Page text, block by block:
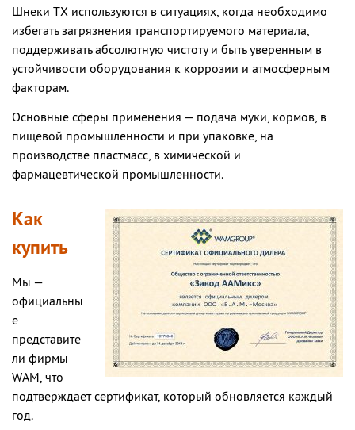
Шнеки ТХ используются в ситуациях, когда необходимо
избегать загрязнения транспортируемого материала,
поддерживать абсолютную чистоту и быть уверенным в
устойчивости оборудования к коррозии и атмосферным
факторам.
Основные сферы применения — подача муки, кормов, в
пищевой промышленности и при упаковке, на
производстве пластмасс, в химической и
фармацевтической промышленности.
Как
купить
Мы —
официальны
е
представите
ли фирмы
WAM, что
подтверждает сертификат, который обновляется каждый
год.